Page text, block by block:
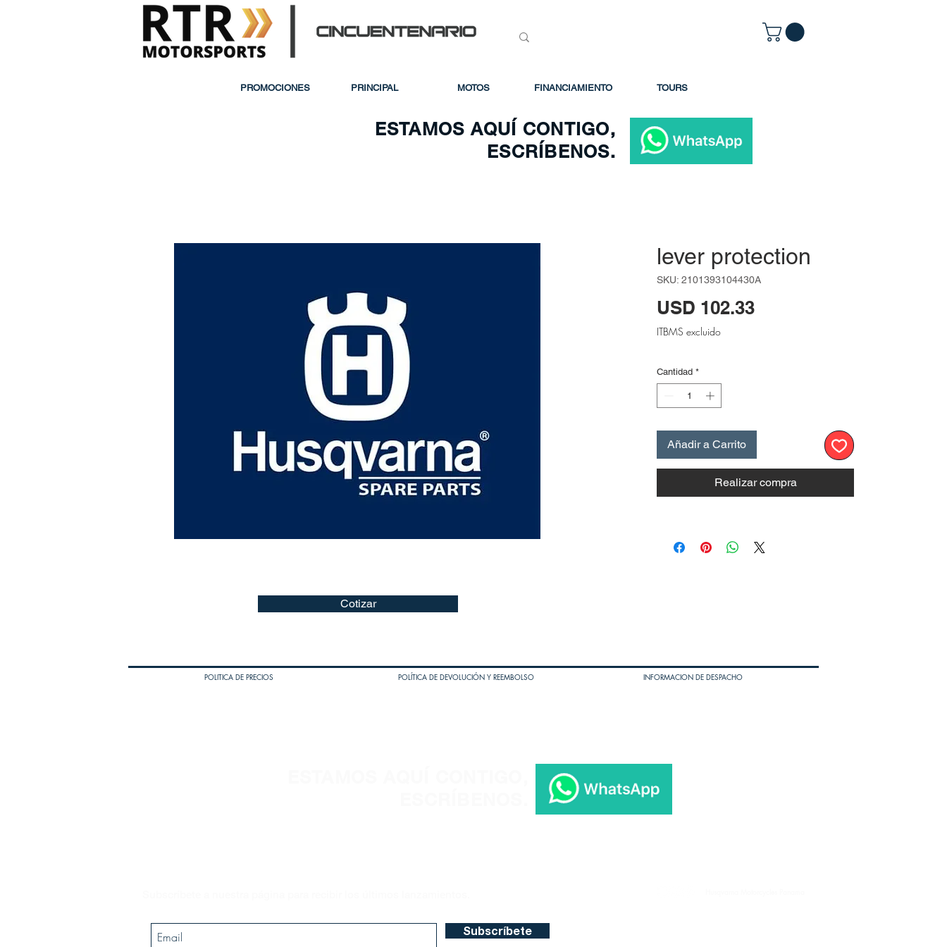
PROMOCIONES PRINCIPAL MOTOS FINANCIAMIENTO TOURS
lever protection
SKU: 2101393104430A
USD 102.33Precio
ITBMS excluido
Cantidad *
Añadir a Carrito
Realizar compra
ESTAMOS AQUÍ CONTIGO,
ESCRÍBENOS.
Cotizar
POLITICA DE PRECIOS POLÍTICA DE DEVOLUCIÓN Y REEMBOLSO INFORMACION DE DESPACHO
Subscríbete